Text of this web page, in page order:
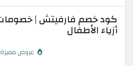
أزياء الأطفال
عروض مميزة